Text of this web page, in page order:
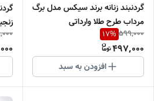
گردنبند زنانه برند سیکس مدل برگ
مرداب طرح طلا وارداتی
599,000
17%
497,000
افزودن به سبد